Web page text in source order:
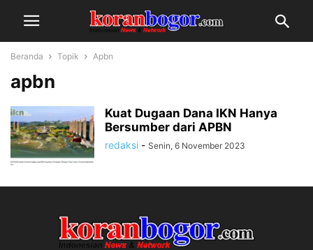
Beranda Topik Apbn
apbn
Kuat Dugaan Dana IKN Hanya
Bersumber dari APBN
redaksi - Senin, 6 November 2023